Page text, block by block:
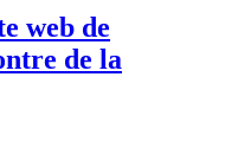
web de
de la